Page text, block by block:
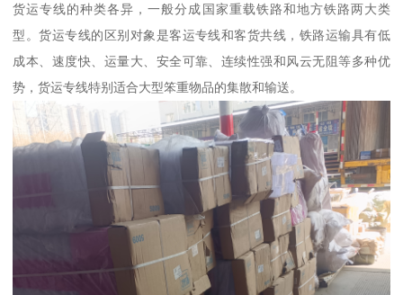
货运专线的种类各异，一般分成国家重载铁路和地方铁路两大类
型。货运专线的区别对象是客运专线和客货共线，铁路运输具有低
成本、速度快、运量大、安全可靠、连续性强和风云无阻等多种优
势，货运专线特别适合大型笨重物品的集散和输送。